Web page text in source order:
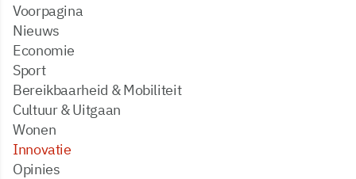
Voorpagina
Nieuws
Economie
Sport
Bereikbaarheid & Mobiliteit
Cultuur & Uitgaan
Wonen
Innovatie
Opinies